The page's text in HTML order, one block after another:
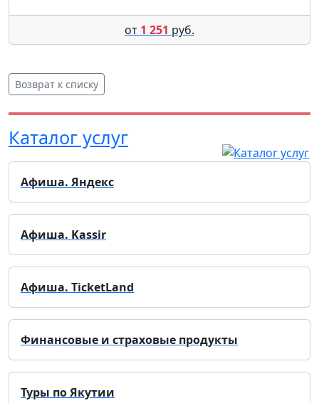
от 1 251 руб.
Возврат к списку
Каталог услуг
Афиша. Яндекс
Афиша. Kassir
Афиша. TicketLand
Финансовые и страховые продукты
Туры по Якутии